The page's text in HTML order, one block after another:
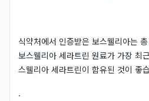
식약처에서 인증받은 보스웰리아는
보스웰리아 세라트린 원료가 가장 최
스웰리아 세라트린이 함유된 것이 좋
.